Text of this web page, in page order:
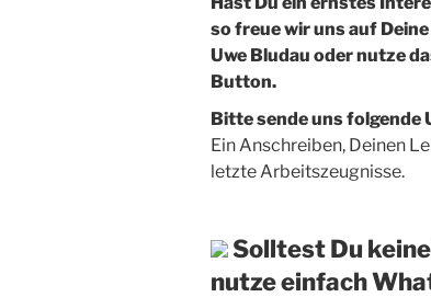
so freue wir uns auf
Uwe Bludau oder nutze
Button.
Bitte sende uns folgende
Ein Anschreiben, Deinen
letzte Arbeitszeugnisse.
Solltest Du
nutze einfach